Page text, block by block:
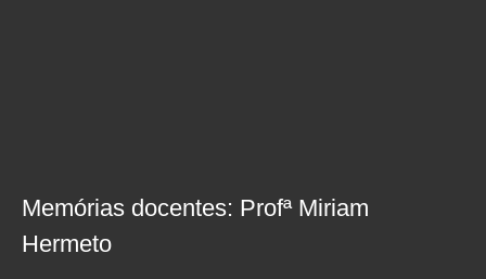
Memórias docentes: Profª Miriam
Hermeto